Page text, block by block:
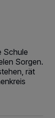
Schule
Sorgen.
rät